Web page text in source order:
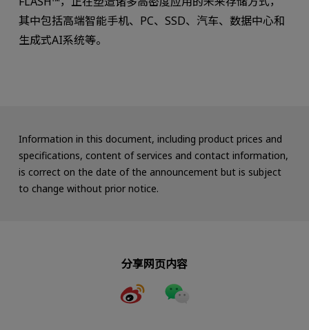
其中包括高端智能手机、PC、SSD、汽车、数据中心和
生成式AI系统等。
Information in this document, including product prices and
specifications, content of services and contact information,
is correct on the date of the announcement but is subject
to change without prior notice.
分享网页内容